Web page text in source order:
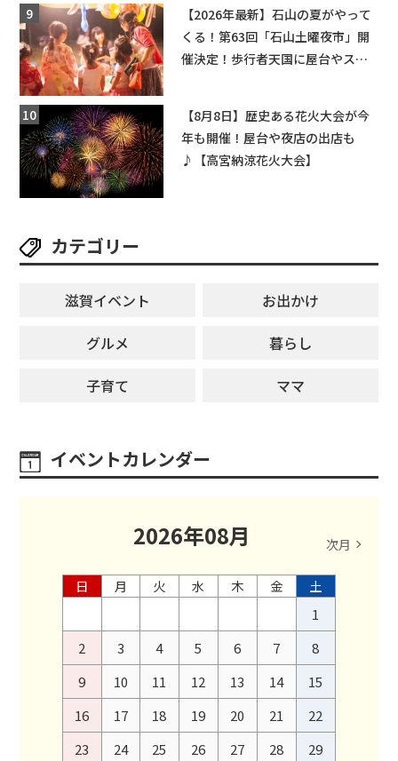
【2026年最新】石山の夏がやって
くる！第63回「石山土曜夜市」開
催決定！歩行者天国に屋台やステ
【8月8日】歴史ある花火大会が今
年も開催！屋台や夜店の出店も
♪【高宮納涼花火大会】
カテゴリー
滋賀イベント
お出かけ
グルメ
暮らし
子育て
ママ
イベントカレンダー
2026年08月 次月
日 月 火 水 木 金
土
1
2
3 4 5 6 7
8
9
10 11 12 13 14
15
16
17 18 19 20 21
22
23
24 25 26 27 28
29